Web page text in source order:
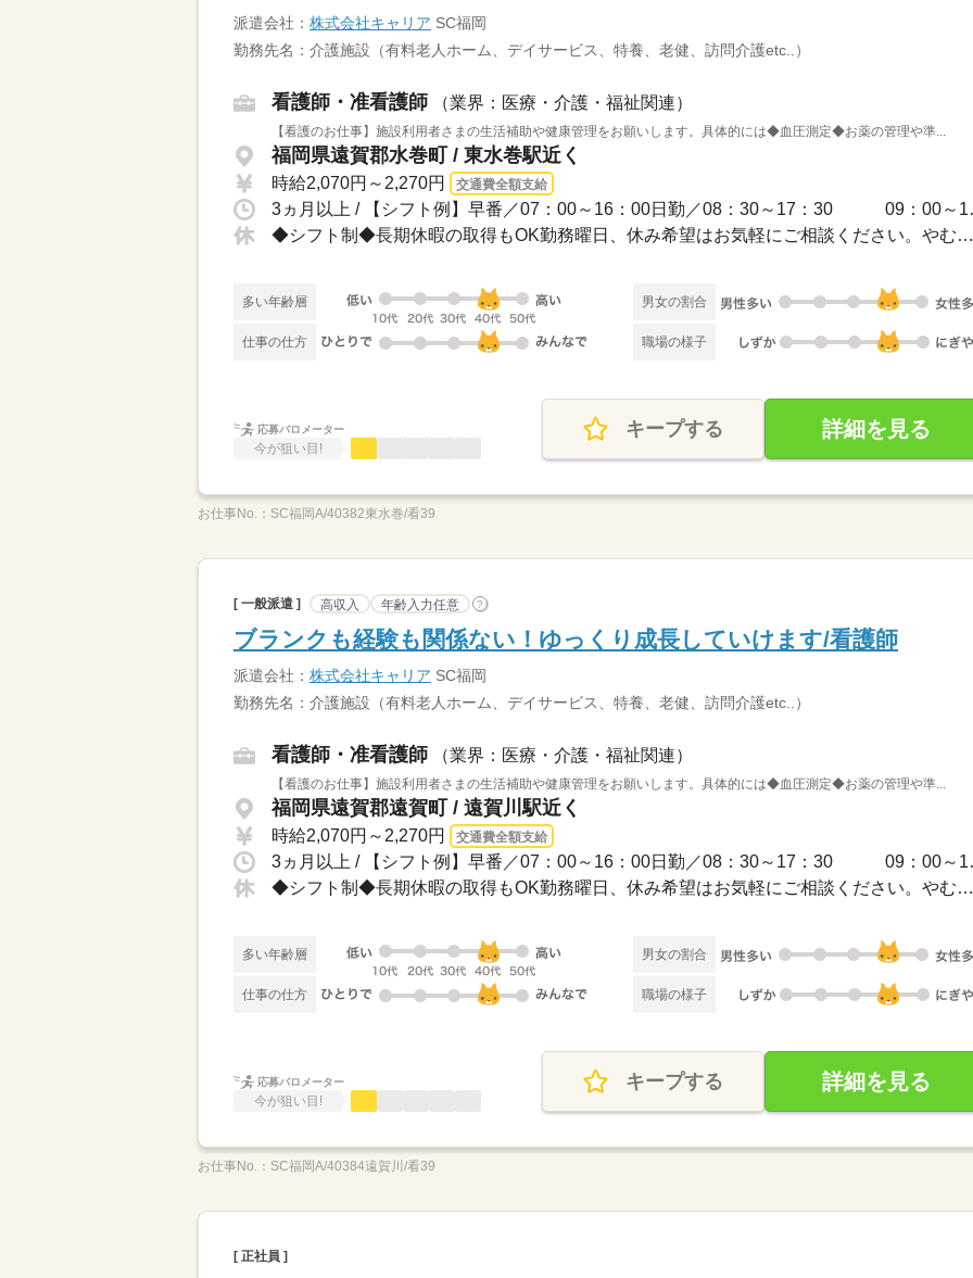
派遣会社： 株式会社キャリア SC福岡
勤務先名：介護施設（有料老人ホーム、デイサービス、特養、老健、訪問介護etc..）
看護師・准看護師 （業界：医療・介護・福祉関連）
【看護のお仕事】施設利用者さまの生活補助や健康管理をお願いします。具体的には◆血圧測定◆お薬の管理や準...
福岡県遠賀郡水巻町 / 東水巻駅近く
時給2,070円～2,270円 交通費全額支給
3ヵ月以上
◆シフト制◆長期休暇の取得もOK勤務曜日、休み希望はお気軽にご相談ください。やむを得...
多い年齢層 男女の割合
仕事の仕方 職場の様子
応募バロメーター
今が狙い目!
キープする 詳細を見る
お仕事No.： SC福岡A/40382東水巻/看39
[ 一般派遣 ] 高収入 年齢入力任意 ?
ブランクも経験も関係ない！ゆっくり成長していけます/看護師
派遣会社： 株式会社キャリア SC福岡
勤務先名：介護施設（有料老人ホーム、デイサービス、特養、老健、訪問介護etc..）
看護師・准看護師 （業界：医療・介護・福祉関連）
【看護のお仕事】施設利用者さまの生活補助や健康管理をお願いします。具体的には◆血圧測定◆お薬の管理や準...
福岡県遠賀郡遠賀町 / 遠賀川駅近く
時給2,070円～2,270円 交通費全額支給
3ヵ月以上
◆シフト制◆長期休暇の取得もOK勤務曜日、休み希望はお気軽にご相談ください。やむを得...
多い年齢層 男女の割合
仕事の仕方 職場の様子
応募バロメーター
今が狙い目!
キープする 詳細を見る
お仕事No.： SC福岡A/40384遠賀川/看39
[ 正社員 ]